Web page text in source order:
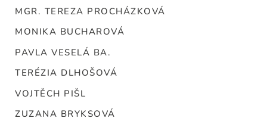
MGR. TEREZA PROCHÁZKOVÁ
MONIKA BUCHAROVÁ
PAVLA VESELÁ BA.
TERÉZIA DLHOŠOVÁ
VOJTĚCH PIŠL
ZUZANA BRYKSOVÁ